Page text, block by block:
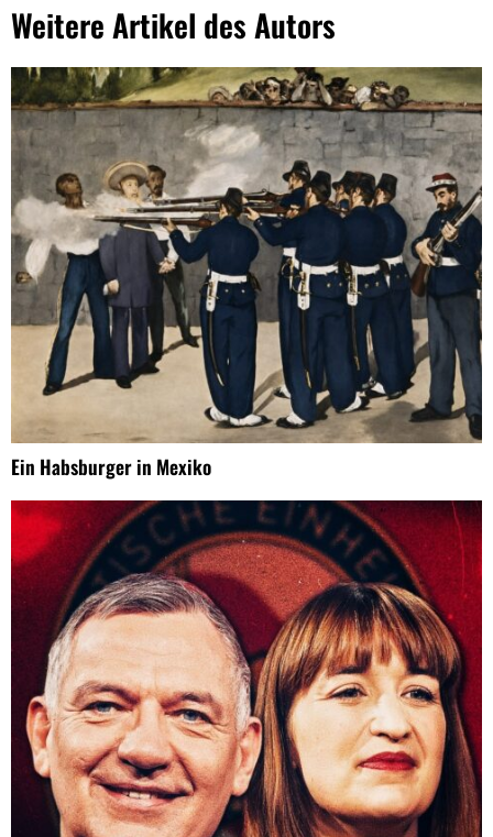
Weitere Artikel des Autors
Ein Habsburger in Mexiko